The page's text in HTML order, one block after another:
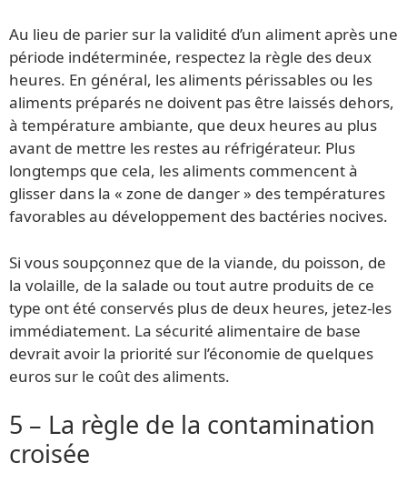
Au lieu de parier sur la validité d’un aliment après une
période indéterminée, respectez la règle des deux
heures. En général, les aliments périssables ou les
aliments préparés ne doivent pas être laissés dehors,
à température ambiante, que deux heures au plus
avant de mettre les restes au réfrigérateur. Plus
longtemps que cela, les aliments commencent à
glisser dans la « zone de danger » des températures
favorables au développement des bactéries nocives.
Si vous soupçonnez que de la viande, du poisson, de
la volaille, de la salade ou tout autre produits de ce
type ont été conservés plus de deux heures, jetez-les
immédiatement. La sécurité alimentaire de base
devrait avoir la priorité sur l’économie de quelques
euros sur le coût des aliments.
5 – La règle de la contamination
croisée